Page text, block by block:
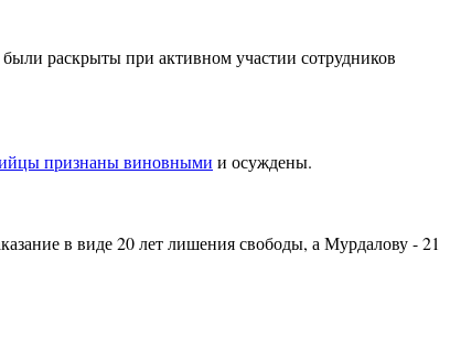
раскрыты при активном участии сотрудников
признаны виновными и осуждены.
в виде 20 лет лишения свободы, а Мурдалову - 21